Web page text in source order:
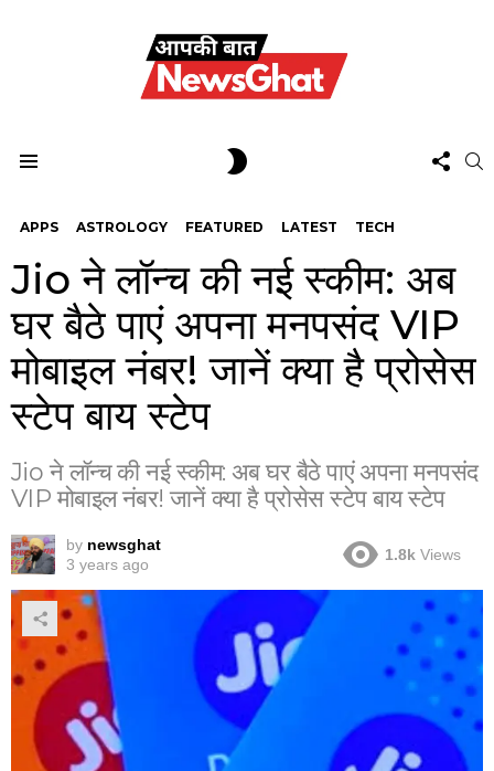
US
APPS ASTROLOGY FEATURED LATEST TECH
Jio ने लॉन्च की नई स्कीम: अब
घर बैठे पाएं अपना मनपसंद VIP
मोबाइल नंबर! जानें क्या है प्रोसेस
स्टेप बाय स्टेप
Jio ने लॉन्च की नई स्कीम: अब घर बैठे पाएं अपना मनपसंद
VIP मोबाइल नंबर! जानें क्या है प्रोसेस स्टेप बाय स्टेप
by newsghat
3 years ago
1.8k Views